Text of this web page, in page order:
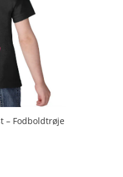
– Fodboldtrøje